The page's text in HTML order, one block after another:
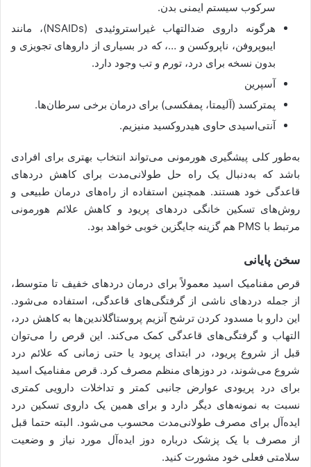
سرکوب سیستم ایمنی بدن.
هرگونه داروی ضدالتهاب غیراستروئیدی (NSAIDs)، مانند
ایبوپروفن، ناپروکسن و …، که در بسیاری از داروهای تجویزی و
بدون نسخه برای درد، تورم و تب وجود دارد.
آسپرین
پمترکسد (آلیمتا، پمفکسی) برای درمان برخی سرطان‌ها.
آنتی‌اسیدی حاوی هیدروکسید منیزیم.
به‌طور کلی پیشگیری هورمونی می‌تواند انتخاب بهتری برای افرادی
باشد که به‌دنبال یک راه حل طولانی‌مدت برای کاهش دردهای
قاعدگی خود هستند. همچنین استفاده از راه‌های درمان طبیعی و
روش‌های تسکین خانگی دردهای پریود و کاهش علائم هورمونی
مرتبط با PMS هم گزینه جایگزین خوبی خواهد بود.
سخن پایانی
قرص مفنامیک اسید معمولاً برای درمان دردهای خفیف تا متوسط،
از جمله دردهای ناشی از گرفتگی‌های قاعدگی، استفاده می‌شود.
این دارو با مسدود کردن ترشح آنزیم پروستاگلاندین‌ها به کاهش درد،
التهاب و گرفتگی‌های قاعدگی کمک می‌کند. این قرص را می‌توان
قبل از شروع پریود، در ابتدای پریود یا حتی زمانی که علائم درد
شروع می‌شوند، در دوزهای منظم مصرف کرد. قرص مفنامیک اسید
برای درد پریودی عوارض جانبی کمتر و تداخلات دارویی کمتری
نسبت به نمونه‌های دیگر دارد و برای همین یک داروی تسکین درد
ایده‌آل برای مصرف طولانی‌مدت محسوب می‌شود. البته حتما قبل
از مصرف با یک پزشک درباره دوز ایده‌آل مورد نیاز و وضعیت
سلامتی فعلی خود مشورت کنید.